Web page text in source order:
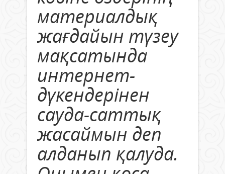
материалдық
жағдайын түзеу
мақсатында
интернет-
дүкендерінен
сауда-саттық
жасаймын деп
алданып қалуда.